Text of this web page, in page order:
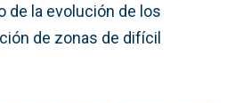
de la evolución de los
de zonas de difícil